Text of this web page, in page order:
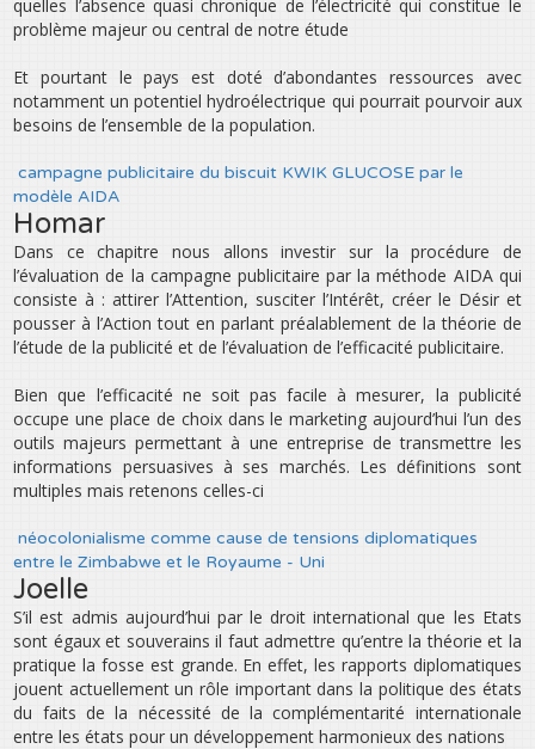
quelles l’absence quasi chronique de l’électricité qui constitue le
problème majeur ou central de notre étude
Et pourtant le pays est doté d’abondantes ressources avec
notamment un potentiel hydroélectrique qui pourrait pourvoir aux
besoins de l’ensemble de la population.
campagne publicitaire du biscuit KWIK GLUCOSE par le
modèle AIDA
Homar
Dans ce chapitre nous allons investir sur la procédure de
l’évaluation de la campagne publicitaire par la méthode AIDA qui
consiste à : attirer l’Attention, susciter l’Intérêt, créer le Désir et
pousser à l’Action tout en parlant préalablement de la théorie de
l’étude de la publicité et de l’évaluation de l’efficacité publicitaire.
Bien que l’efficacité ne soit pas facile à mesurer, la publicité
occupe une place de choix dans le marketing aujourd’hui l’un des
outils majeurs permettant à une entreprise de transmettre les
informations persuasives à ses marchés. Les définitions sont
multiples mais retenons celles-ci
néocolonialisme comme cause de tensions diplomatiques
entre le Zimbabwe et le Royaume - Uni
Joelle
S’il est admis aujourd’hui par le droit international que les Etats
sont égaux et souverains il faut admettre qu’entre la théorie et la
pratique la fosse est grande. En effet, les rapports diplomatiques
jouent actuellement un rôle important dans la politique des états
du faits de la nécessité de la complémentarité internationale
entre les états pour un développement harmonieux des nations